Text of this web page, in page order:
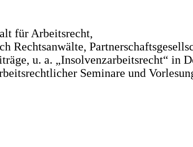
für Arbeitsrecht,
Rechtsanwälte,
u. a. „Insolvenzarbeitsrecht“ in
Seminare und